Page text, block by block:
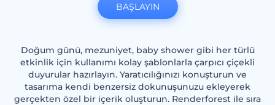
Doğum günü, mezuniyet, baby shower gibi her türlü
etkinlik için kullanımı kolay şablonlarla çarpıcı çiçekli
duyurular hazırlayın. Yaratıcılığınızı konuşturun ve
tasarıma kendi benzersiz dokunuşunuzu ekleyerek
gerçekten özel bir içerik oluşturun. Renderforest ile sıra
BAŞLAYIN